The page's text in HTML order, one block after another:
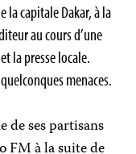
la capitale Dakar, à la
au cours d’une
la presse locale.
menaces.
de ses partisans
FM à la suite de